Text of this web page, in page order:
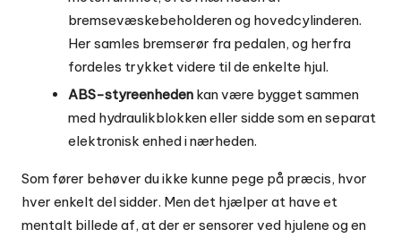
bremsevæskebeholderen og hovedcylinderen.
Her samles bremserør fra pedalen, og herfra
fordeles trykket videre til de enkelte hjul.
ABS-styreenheden kan være bygget sammen
med hydraulikblokken eller sidde som en separat
elektronisk enhed i nærheden.
Som fører behøver du ikke kunne pege på præcis, hvor
hver enkelt del sidder. Men det hjælper at have et
mentalt billede af, at der er sensorer ved hjulene og en